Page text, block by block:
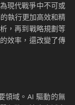
現代戰爭中不可或
執行更加高效和精
，再到戰略規劃等
效率，還改變了傳
領域。AI 驅動的無